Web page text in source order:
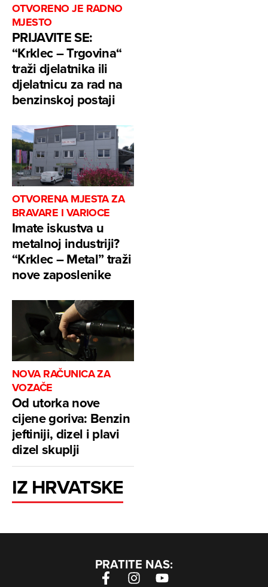
OTVORENO JE RADNO
MJESTO
PRIJAVITE SE:
“Krklec – Trgovina“
traži djelatnika ili
djelatnicu za rad na
benzinskoj postaji
OTVORENA MJESTA ZA
BRAVARE I VARIOCE
Imate iskustva u
metalnoj industriji?
“Krklec – Metal” traži
nove zaposlenike
NOVA RAČUNICA ZA
VOZAČE
Od utorka nove
cijene goriva: Benzin
jeftiniji, dizel i plavi
dizel skuplji
IZ HRVATSKE
PRATITE NAS: